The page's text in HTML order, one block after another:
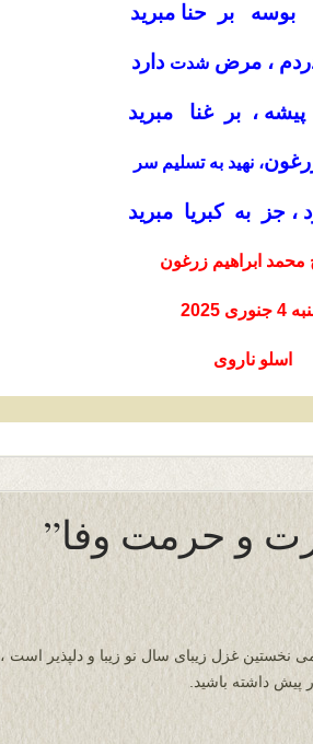
بوسه بر حنا مبرید
، مرضشدت دارد
، بر غنا مبرید
، نهید به تسلیم سر
، جز به کبریا مبرید
محمد ابراهیم زرغون
2025
اسلو ناروی
و حرمت وفا”
نخستین غزل زیبای سال نو زیبا و دلپذیر است ،
پیش داشته باشید.